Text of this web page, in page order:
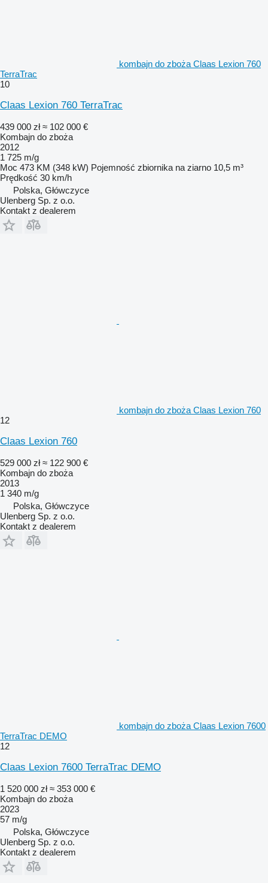
kombajn do zboża Claas Lexion 760
TerraTrac
10
Claas Lexion 760 TerraTrac
439 000 zł ≈ 102 000 €
Kombajn do zboża
2012
1 725 m/g
Moc 473 KM (348 kW) Pojemność zbiornika na ziarno 10,5 m³
Prędkość 30 km/h
Polska, Główczyce
Ulenberg Sp. z o.o.
Kontakt z dealerem
kombajn do zboża Claas Lexion 760
12
Claas Lexion 760
529 000 zł ≈ 122 900 €
Kombajn do zboża
2013
1 340 m/g
Polska, Główczyce
Ulenberg Sp. z o.o.
Kontakt z dealerem
kombajn do zboża Claas Lexion 7600
TerraTrac DEMO
12
Claas Lexion 7600 TerraTrac DEMO
1 520 000 zł ≈ 353 000 €
Kombajn do zboża
2023
57 m/g
Polska, Główczyce
Ulenberg Sp. z o.o.
Kontakt z dealerem